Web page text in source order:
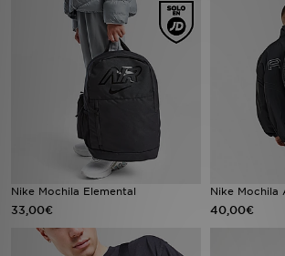
Nike Mochila Elemental
33,00€
Nike Mochila
40,00€
TARJETA REGALO